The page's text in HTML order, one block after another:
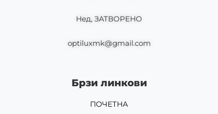
Нед, ЗАТВОРЕНО
optiluxmk@gmail.com
Брзи линкови
ПОЧЕТНА